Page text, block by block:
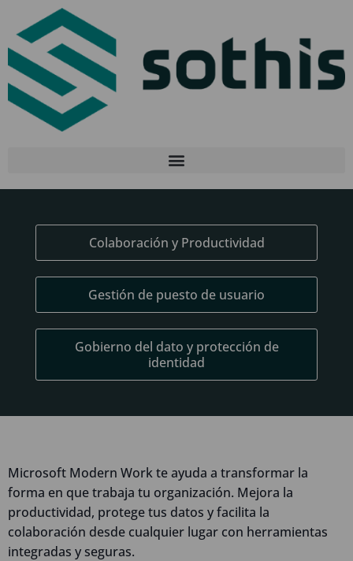
Colaboración y Productividad
Gestión de puesto de usuario
Gobierno del dato y protección de
identidad
Microsoft Modern Work te ayuda a transformar la
forma en que trabaja tu organización. Mejora la
productividad, protege tus datos y facilita la
colaboración desde cualquier lugar con herramientas
integradas y seguras.